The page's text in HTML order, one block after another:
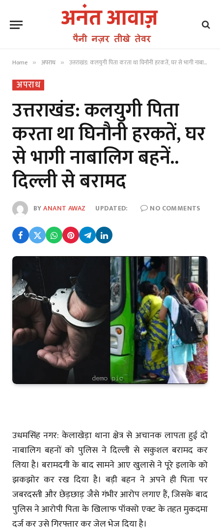
Home » अपराध » उत्तराखंड: कलयुगी पिता करता था घिनौनी हरकतें, घर से भागी नाबालिग बहनें.. दिल्ली से बरामद
अपराध
उत्तराखंड: कलयुगी पिता
करता था घिनौनी हरकतें, घर
से भागी नाबालिग बहनें..
दिल्ली से बरामद
BYANANT AWAZ UPDATED: NO COMMENTS
उधमसिंह नगर: केलाखेड़ा थाना क्षेत्र से अचानक लापता हुई दो
नाबालिग बहनों को पुलिस ने दिल्ली से सकुशल बरामद कर
लिया है। बरामदगी के बाद सामने आए खुलासे ने पूरे इलाके को
झकझोर कर रख दिया है। बड़ी बहन ने अपने ही पिता पर
जबरदस्ती और छेड़छाड़ जैसे गंभीर आरोप लगाए हैं, जिसके बाद
पुलिस ने आरोपी पिता के खिलाफ पॉक्सो एक्ट के तहत मुकदमा
दर्ज कर उसे गिरफ्तार कर जेल भेज दिया है।